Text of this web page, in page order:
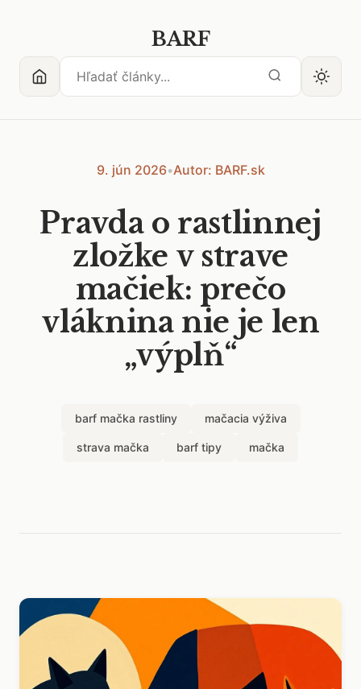
BARF
9. jún 2026•Autor: BARF.sk
Pravda o rastlinnej
zložke v strave
mačiek: prečo
vláknina nie je len
„výplň“
barf mačka rastliny mačacia výživa
strava mačka barf tipy mačka